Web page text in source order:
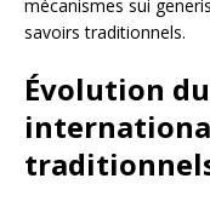
mécanismes sui
savoirs traditionnels.
Évolution